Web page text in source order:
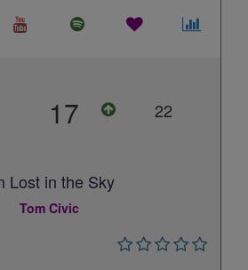
17 22
Lost in the Sky
Tom Civic